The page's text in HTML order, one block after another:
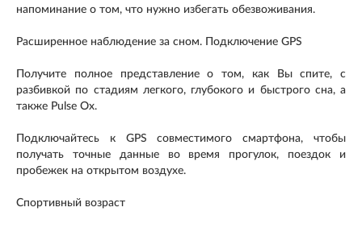
напоминание о том, что нужно избегать обезвоживания.
Расширенное наблюдение за сном. Подключение GPS
Получите полное представление о том, как Вы спите, с
разбивкой по стадиям легкого, глубокого и быстрого сна, а
также Pulse Ox.
Подключайтесь к GPS совместимого смартфона, чтобы
получать точные данные во время прогулок, поездок и
пробежек на открытом воздухе.
Спортивный возраст